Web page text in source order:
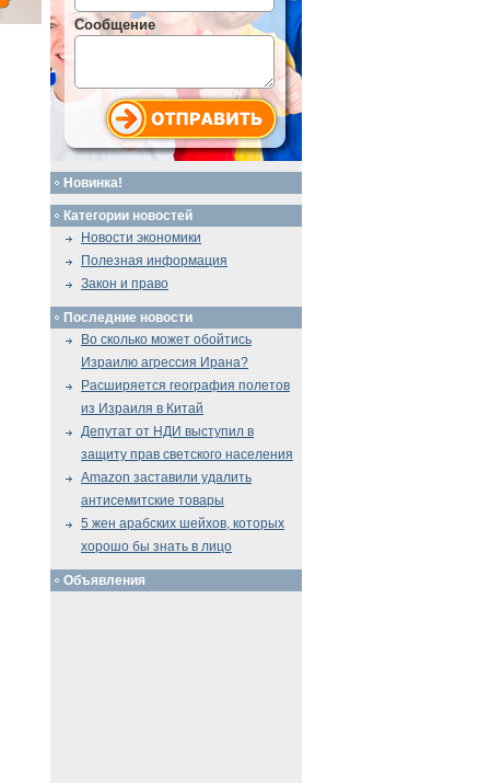
Сообщение
Новинка!
Категории новостей
Новости экономики
Полезная информация
Закон и право
Последние новости
Во сколько может обойтись
Израилю агрессия Ирана?
Расширяется география полетов
из Израиля в Китай
Депутат от НДИ выступил в
защиту прав светского населения
Amazon заставили удалить
антисемитские товары
5 жен арабских шейхов, которых
хорошо бы знать в лицо
Объявления